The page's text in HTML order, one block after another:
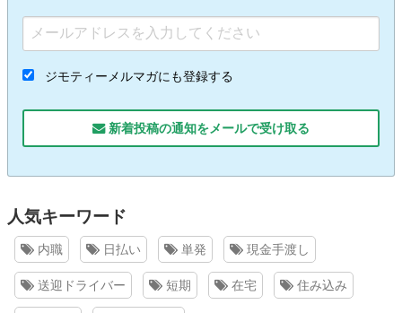
ジモティーメルマガにも登録する
新着投稿の通知をメールで受け取る
人気キーワード
内職 日払い 単発 現金手渡し
送迎ドライバー 短期 在宅 住み込み